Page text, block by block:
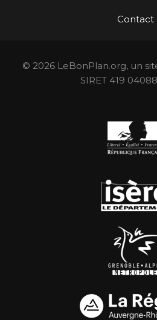
Contact
© 2026 LeBonPlan.org, un
SIRET 419